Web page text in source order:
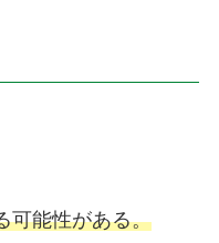
可能性がある。